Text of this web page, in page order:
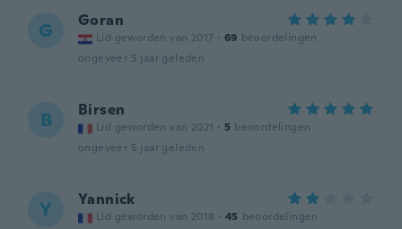
G Goran
Lid geworden van 2017 · 69 beoordelingen
ongeveer 5 jaar geleden
B Birsen
Lid geworden van 2021 · 5 beoordelingen
ongeveer 5 jaar geleden
Y Yannick
Lid geworden van 2018 · 45 beoordelingen